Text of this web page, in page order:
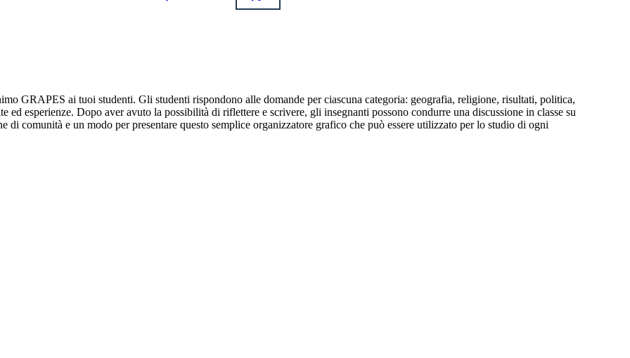
GRAPES ai tuoi studenti. Gli studenti rispondono alle domande per ciascuna categoria: geografia, religione, risultati, politica,
ed esperienze. Dopo aver avuto la possibilità di riflettere e scrivere, gli insegnanti possono condurre una discussione in classe su
di comunità e un modo per presentare questo semplice organizzatore grafico che può essere utilizzato per lo studio di ogni